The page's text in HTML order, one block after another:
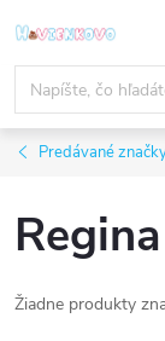
na
obsah
Predávané
Regina
Žiadne produkty